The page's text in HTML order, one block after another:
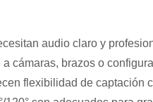
audio claro y
cámaras, brazos o
flexibilidad de captación